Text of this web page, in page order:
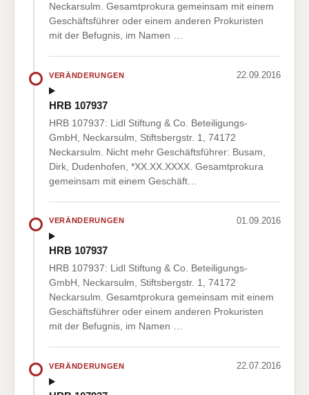
Neckarsulm. Gesamtprokura gemeinsam mit einem
Geschäftsführer oder einem anderen Prokuristen
mit der Befugnis, im Namen …
VERÄNDERUNGEN 22.09.2016
HRB 107937
HRB 107937: Lidl Stiftung & Co. Beteiligungs-
GmbH, Neckarsulm, Stiftsbergstr. 1, 74172
Neckarsulm. Nicht mehr Geschäftsführer: Busam,
Dirk, Dudenhofen, *XX.XX.XXXX. Gesamtprokura
gemeinsam mit einem Geschäft…
VERÄNDERUNGEN 01.09.2016
HRB 107937
HRB 107937: Lidl Stiftung & Co. Beteiligungs-
GmbH, Neckarsulm, Stiftsbergstr. 1, 74172
Neckarsulm. Gesamtprokura gemeinsam mit einem
Geschäftsführer oder einem anderen Prokuristen
mit der Befugnis, im Namen …
VERÄNDERUNGEN 22.07.2016